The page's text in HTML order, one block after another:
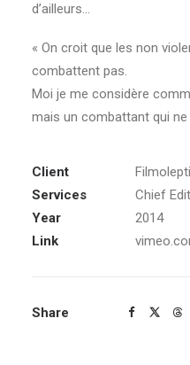
d’ailleurs…
« On croit que les non
combattent pas.
Moi je me considère
mais un combattant qui ne
Client
Services
Chief
Year
2014
Link
Share